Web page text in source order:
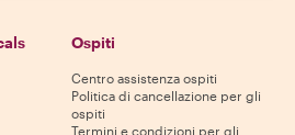
Ospiti
Centro assistenza ospiti
Politica di cancellazione per gli
ospiti
Termini e condizioni per gli